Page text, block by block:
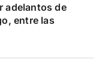
adelantos de
entre las